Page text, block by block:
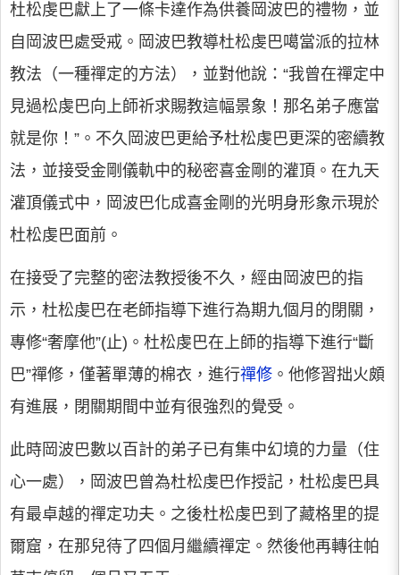
杜松虔巴獻上了一條卡達作為供養岡波巴的禮物，並
自岡波巴處受戒。岡波巴教導杜松虔巴噶當派的拉林
教法（一種禪定的方法），並對他說：“我曾在禪定中
見過松虔巴向上師祈求賜教這幅景象！那名弟子應當
就是你！”。不久岡波巴更給予杜松虔巴更深的密續教
法，並接受金剛儀軌中的秘密喜金剛的灌頂。在九天
灌頂儀式中，岡波巴化成喜金剛的光明身形象示現於
杜松虔巴面前。
在接受了完整的密法教授後不久，經由岡波巴的指
示，杜松虔巴在老師指導下進行為期九個月的閉關，
專修“奢摩他”(止)。杜松虔巴在上師的指導下進行“斷
巴”禪修，僅著單薄的棉衣，進行禪修 。他修習拙火頗
有進展，閉關期間中並有很強烈的覺受。
此時岡波巴數以百計的弟子已有集中幻境的力量（住
心一處），岡波巴曾為杜松虔巴作授記，杜松虔巴具
有最卓越的禪定功夫。之後杜松虔巴到了藏格里的提
爾窟，在那兒待了四個月繼續禪定。然後他再轉往帕